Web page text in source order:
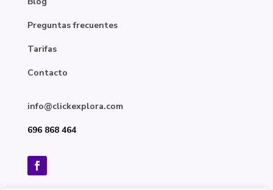
Preguntas frecuentes
Tarifas
Contacto
info@clickexplora.com
696 868 464